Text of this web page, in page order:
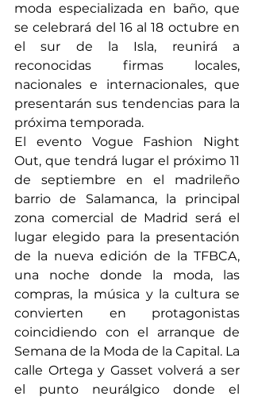
moda especializada en baño, que
se celebrará del 16 al 18 octubre en
el sur de la Isla, reunirá a
reconocidas firmas locales,
nacionales e internacionales, que
presentarán sus tendencias para la
próxima temporada.
El evento Vogue Fashion Night
Out, que tendrá lugar el próximo 11
de septiembre en el madrileño
barrio de Salamanca, la principal
zona comercial de Madrid será el
lugar elegido para la presentación
de la nueva edición de la TFBCA,
una noche donde la moda, las
compras, la música y la cultura se
convierten en protagonistas
coincidiendo con el arranque de
Semana de la Moda de la Capital. La
calle Ortega y Gasset volverá a ser
el punto neurálgico donde el